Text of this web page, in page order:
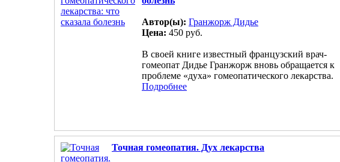
Автор(ы): Гранжорж Дидье
Цена: 450 руб.
В своей книге известный французский врач-
гомеопат Дидье Гранжорж вновь обращается к
проблеме «духа» гомеопатического лекарства.
Подробнее
Точная гомеопатия. Дух лекарства